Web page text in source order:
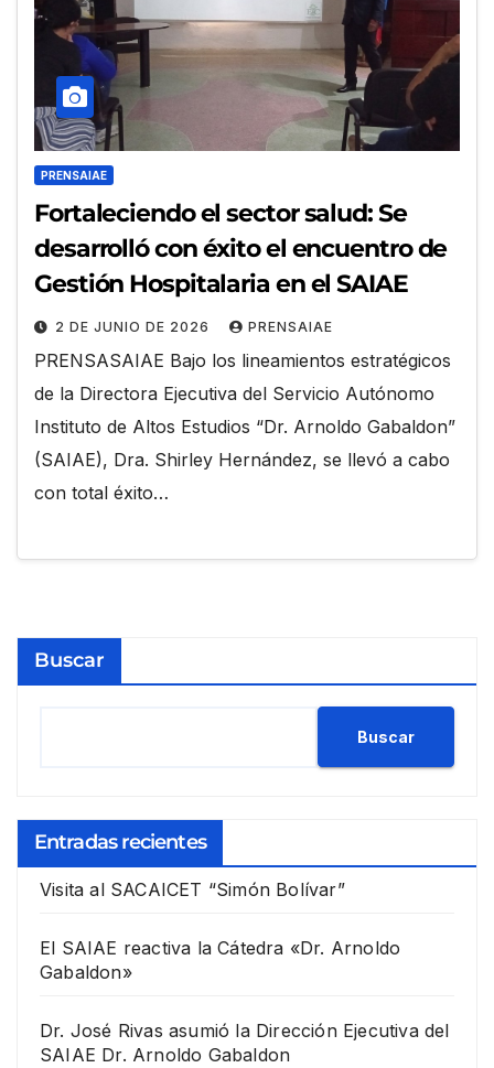
PRENSAIAE
Fortaleciendo el sector salud: Se
desarrolló con éxito el encuentro de
Gestión Hospitalaria en el SAIAE
2 DE JUNIO DE 2026 PRENSAIAE
PRENSASAIAE Bajo los lineamientos estratégicos
de la Directora Ejecutiva del Servicio Autónomo
Instituto de Altos Estudios “Dr. Arnoldo Gabaldon”
(SAIAE), Dra. Shirley Hernández, se llevó a cabo
con total éxito…
Buscar
Buscar
Entradas recientes
Visita al SACAICET “Simón Bolívar”
El SAIAE reactiva la Cátedra «Dr. Arnoldo
Gabaldon»
Dr. José Rivas asumió la Dirección Ejecutiva del
SAIAE Dr. Arnoldo Gabaldon